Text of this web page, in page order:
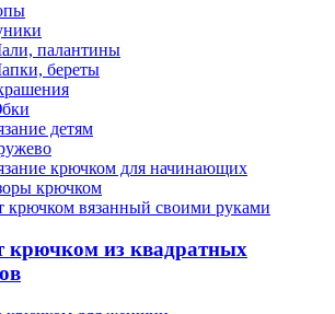
палантины
береты
детям
крючком для начинающих
крючком
крючком из квадратных